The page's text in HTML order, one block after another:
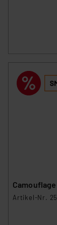
hiergegen
sich auf
Artikel-Nr.